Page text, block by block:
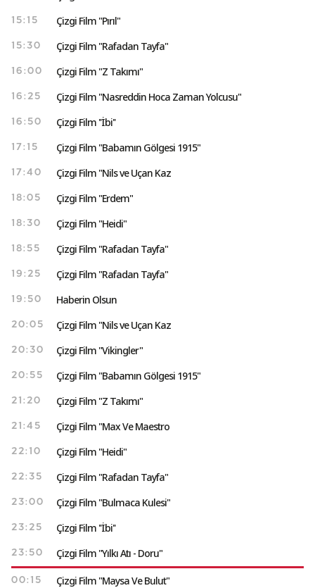
15:15 Çizgi Film "Pırıl"
15:30 Çizgi Film "Rafadan Tayfa"
16:00 Çizgi Film "Z Takımı"
16:25 Çizgi Film "Nasreddin Hoca Zaman Yolcusu"
16:50 Çizgi Film ''İbi''
17:15 Çizgi Film "Babamın Gölgesi 1915"
17:40 Çizgi Film "Nils ve Uçan Kaz
18:05 Çizgi Film "Erdem"
18:30 Çizgi Film "Heidi"
18:55 Çizgi Film "Rafadan Tayfa"
19:25 Çizgi Film "Rafadan Tayfa"
19:50 Haberin Olsun
20:05 Çizgi Film "Nils ve Uçan Kaz
20:30 Çizgi Film "Vikingler"
20:55 Çizgi Film "Babamın Gölgesi 1915"
21:20 Çizgi Film "Z Takımı"
21:45 Çizgi Film "Max Ve Maestro
22:10 Çizgi Film "Heidi"
22:35 Çizgi Film "Rafadan Tayfa"
23:00 Çizgi Film "Bulmaca Kulesi"
23:25 Çizgi Film ''İbi''
23:50 Çizgi Film "Yılkı Atı - Doru"
00:15 Çizgi Film "Maysa Ve Bulut"